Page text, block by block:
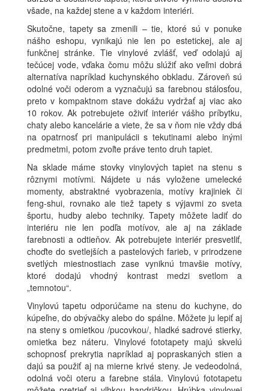
všade, na každej stene a v každom interiéri.
Skutočne, tapety sa zmenili – tie, ktoré sú v ponuke
nášho eshopu, vynikajú nie len po estetickej, ale aj
funkčnej stránke. Tie vinylové zvlášť, veď odolajú aj
tečúcej vode, vďaka čomu môžu slúžiť ako veľmi dobrá
alternatíva napríklad kuchynského obkladu. Zároveň sú
odolné voči oderom a vyznačujú sa farebnou stálosťou,
preto v kompaktnom stave dokážu vydržať aj viac ako
10 rokov. Ak potrebujete oživiť interiér vášho príbytku,
chaty alebo kancelárie a viete, že sa v ňom nie vždy dbá
na opatrnosť pri manipulácii s tekutinami alebo inými
predmetmi, potom zvoľte práve tento druh tapiet.
Na sklade máme stovky vinylových tapiet na stenu s
rôznymi motívmi. Nájdete u nás vyložene umelecké
momenty, abstraktné vyobrazenia, motívy krajiniek či
feng-shui, rovnako ale tiež tapety s výjavmi zo sveta
športu, hudby alebo techniky. Tapety môžete ladiť do
interiéru nie len podľa motívov, ale aj na základe
farebnosti a odtieňov. Ak potrebujete interiér presvetliť,
choďte do svetlejších a pastelových farieb, v prirodzene
svetlých miestnostiach zase vyniknú tmavšie motívy,
ktoré dodajú vhodný kontrast medzi svetlom a
„temnotou“.
Vinylovú tapetu odporúčame na stenu do kuchyne, do
kúpeľne, do obývačky alebo do spálne. Môžete ju lepiť aj
na steny s omietkou /pucovkou/, hladké sadrové stierky,
omietka bez náteru. Vinylové fototapety majú skvelú
schopnosť prekrytia napríklad aj popraskaných stien a
dajú sa použiť aj na mierne krivé steny. Je vedeodolná,
odolná voči oteru a farebne stála. Vinylovú fototapetu